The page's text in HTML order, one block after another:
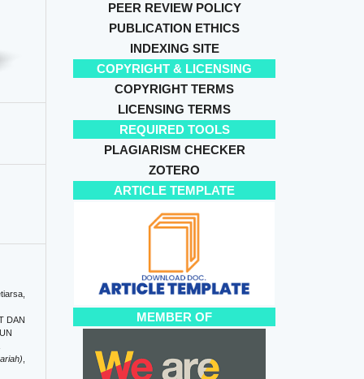
DAN
,
PEER REVIEW POLICY
PUBLICATION ETHICS
INDEXING SITE
COPYRIGHT & LICENSING
COPYRIGHT TERMS
LICENSING TERMS
REQUIRED TOOLS
PLAGIARISM CHECKER
ZOTERO
ARTICLE TEMPLATE
MEMBER OF